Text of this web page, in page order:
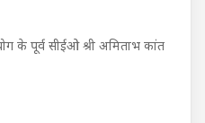
के पूर्व सीईओ श्री अमिताभ कांत